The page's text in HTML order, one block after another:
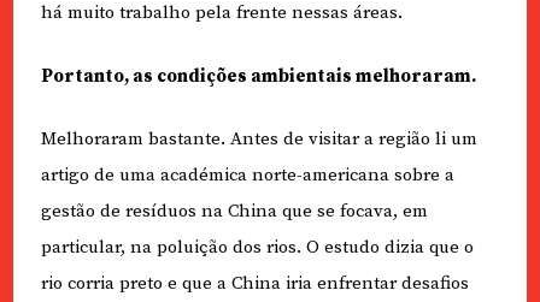
há muito trabalho pela frente nessas áreas.
Portanto, as condições ambientais melhoraram.
Melhoraram bastante. Antes de visitar a região li um
artigo de uma académica norte-americana sobre a
gestão de resíduos na China que se focava, em
particular, na poluição dos rios. O estudo dizia que o
rio corria preto e que a China iria enfrentar desafios